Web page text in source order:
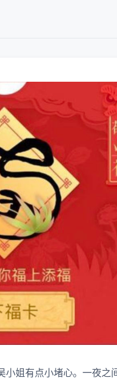
姐有点小堵心。一夜